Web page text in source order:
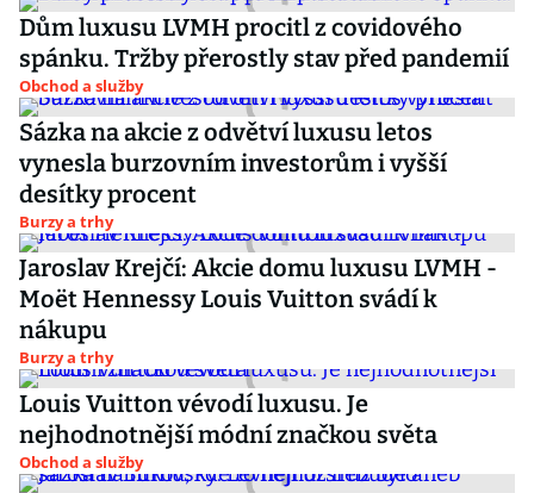
Dům luxusu LVMH procitl z covidového
spánku. Tržby přerostly stav před pandemií
Obchod a služby
Sázka na akcie z odvětví luxusu letos
vynesla burzovním investorům i vyšší
desítky procent
Burzy a trhy
Jaroslav Krejčí: Akcie domu luxusu LVMH -
Moët Hennessy Louis Vuitton svádí k
nákupu
Burzy a trhy
Louis Vuitton vévodí luxusu. Je
nejhodnotnější módní značkou světa
Obchod a služby